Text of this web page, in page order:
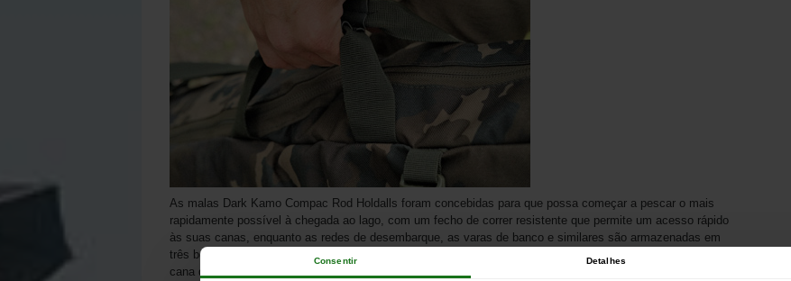
Consentir Detalhes
As malas Dark Kamo Compac Rod Holdalls foram concebidas para que possa começar a pescar o mais
rapidamente possível à chegada ao lago, com um fecho de correr resistente que permite um acesso rápido
às suas canas, enquanto as redes de desembarque, as varas de banco e similares são armazenadas em
três bolsos externos ao longo da coluna vertebral da mala. Duas canas adicionais - perfeitas para uma
cana de marcação e uma cana de espadilha - também podem ser armazenadas externamente (soltas ou